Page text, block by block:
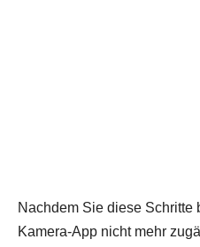
Nachdem Sie diese Schritte
Kamera-App nicht mehr